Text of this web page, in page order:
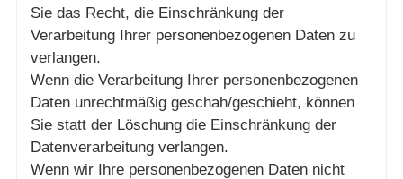
Sie das Recht, die Einschränkung der
Verarbeitung Ihrer personenbezogenen Daten zu
verlangen.
Wenn die Verarbeitung Ihrer personenbezogenen
Daten unrechtmäßig geschah/geschieht, können
Sie statt der Löschung die Einschränkung der
Datenverarbeitung verlangen.
Wenn wir Ihre personenbezogenen Daten nicht